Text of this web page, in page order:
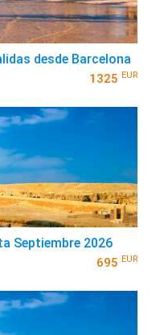
desde Barcelona
1325 EUR
Septiembre 2026
695 EUR